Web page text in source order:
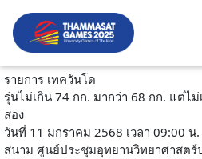
รายการ เทควันโด
รุ่นไม่เกิน 74 กก. มากว่า 68 กก. แต่ไ
สอง
วันที่ 11 มกราคม 2568 เวลา 09:00 น.
สนาม ศูนย์ประชุมอุทยานวิทยาศาสตร์